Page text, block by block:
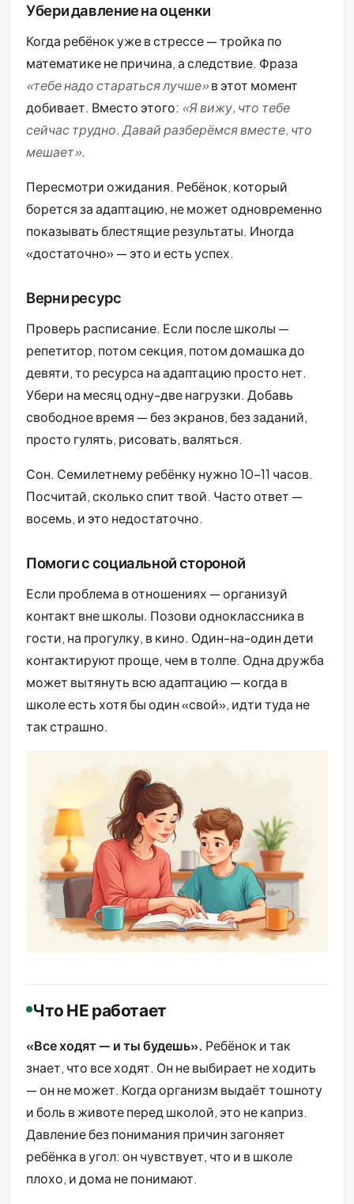
Убери давление на оценки
Когда ребёнок уже в стрессе — тройка по
математике не причина, а следствие. Фраза
«тебе надо стараться лучше»в этот момент
добивает. Вместо этого: «Я вижу, что тебе
сейчас трудно. Давай разберёмся вместе, что
мешает».
Пересмотри ожидания. Ребёнок, который
борется за адаптацию, не может одновременно
показывать блестящие результаты. Иногда
«достаточно» — это и есть успех.
Верни ресурс
Проверь расписание. Если после школы —
репетитор, потом секция, потом домашка до
девяти, то ресурса на адаптацию просто нет.
Убери на месяц одну-две нагрузки. Добавь
свободное время — без экранов, без заданий,
просто гулять, рисовать, валяться.
Сон. Семилетнему ребёнку нужно 10-11 часов.
Посчитай, сколько спит твой. Часто ответ —
восемь, и это недостаточно.
Помоги с социальной стороной
Если проблема в отношениях — организуй
контакт вне школы. Позови одноклассника в
гости, на прогулку, в кино. Один-на-один дети
контактируют проще, чем в толпе. Одна дружба
может вытянуть всю адаптацию — когда в
школе есть хотя бы один «свой», идти туда не
так страшно.
Что НЕ работает
«Все ходят — и ты будешь». Ребёнок и так
знает, что все ходят. Он не выбирает не ходить
— он не может. Когда организм выдаёт тошноту
и боль в животе перед школой, это не каприз.
Давление без понимания причин загоняет
ребёнка в угол: он чувствует, что и в школе
плохо, и дома не понимают.